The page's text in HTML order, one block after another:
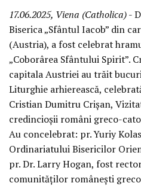
17.06.2025, Viena (Catholica)-
Biserica „Sfântul Iacob” din
(Austria), a fost celebrat
„Coborârea Sfântului Spirit”.
capitala Austriei au trăit
Liturghie arhierească,
Cristian Dumitru Crișan,
credincioșii români greco-
Au concelebrat: pr. Yuriy
Ordinariatului Bisericilor
pr. Dr. Larry Hogan, fost
comunităților românești